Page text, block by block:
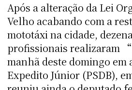
Após a alteração da Lei
Velho acabando com a
mototáxi na cidade,
profissionais realizaram
manhã deste domingo em
Expedito Júnior (PSDB),